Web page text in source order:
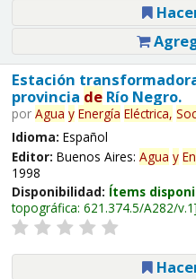
Estación
provincia deRío Negro.
por Agua y Energía Eléctrica,
Idioma: Español
Editor: Buenos Aires: Agua y
1998
Disponibilidad: Ítems
topográfica: 621.374.5/A282/v.1